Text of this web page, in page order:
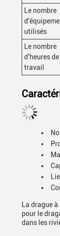
Le nombre
utilisés
Le nombre
d'heures de
travail
La drague
pour le
dans les